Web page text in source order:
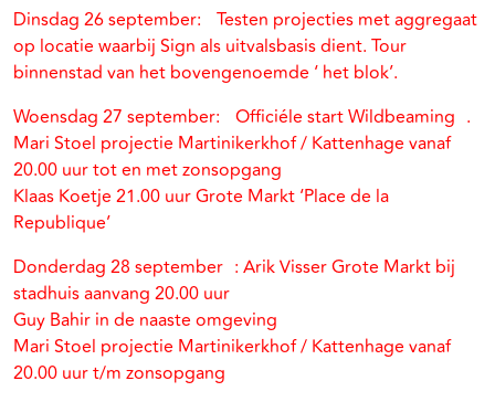
Dinsdag 26 september: Testen projecties met aggregaat
op locatie waarbij Sign als uitvalsbasis dient. Tour
binnenstad van het bovengenoemde ‘ het blok’.
Woensdag 27 september: Officiéle start Wildbeaming .
Mari Stoel projectie Martinikerkhof / Kattenhage vanaf
20.00 uur tot en met zonsopgang
Klaas Koetje 21.00 uur Grote Markt ‘Place de la
Republique’
Donderdag 28 september : Arik Visser Grote Markt bij
stadhuis aanvang 20.00 uur
Guy Bahir in de naaste omgeving
Mari Stoel projectie Martinikerkhof / Kattenhage vanaf
20.00 uur t/m zonsopgang